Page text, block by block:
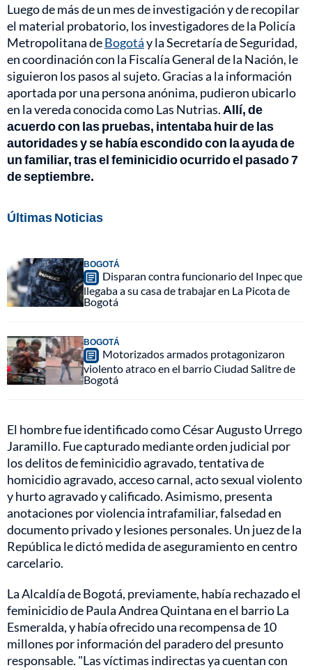
Luego de más de un mes de investigación y de recopilar
el material probatorio, los investigadores de la Policía
Metropolitana deBogotáy la Secretaría de Seguridad,
en coordinación con la Fiscalía General de la Nación, le
siguieron los pasos al sujeto. Gracias a la información
aportada por una persona anónima, pudieron ubicarlo
en la vereda conocida como Las Nutrias. Allí, de
acuerdo con las pruebas, intentaba huir de las
autoridades y se había escondido con la ayuda de
un familiar, tras el feminicidio ocurrido el pasado 7
de septiembre.
Últimas Noticias
BOGOTÁ
Disparan contra funcionario del Inpec que
llegaba a su casa de trabajar en La Picota de
Bogotá
BOGOTÁ
Motorizados armados protagonizaron
violento atraco en el barrio Ciudad Salitre de
Bogotá
El hombre fue identificado como César Augusto Urrego
Jaramillo. Fue capturado mediante orden judicial por
los delitos de feminicidio agravado, tentativa de
homicidio agravado, acceso carnal, acto sexual violento
y hurto agravado y calificado. Asimismo, presenta
anotaciones por violencia intrafamiliar, falsedad en
documento privado y lesiones personales. Un juez de la
República le dictó medida de aseguramiento en centro
carcelario.
La Alcaldía de Bogotá, previamente, había rechazado el
feminicidio de Paula Andrea Quintana en el barrio La
Esmeralda, y había ofrecido una recompensa de 10
millones por información del paradero del presunto
responsable. "Las víctimas indirectas ya cuentan con